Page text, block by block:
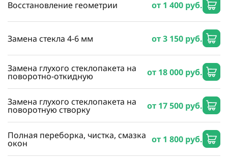
Восстановление геометрии от 1 400 руб.
Замена стекла 4-6 мм от 3 150 руб.
Замена глухого стеклопакета на
поворотно-откидную от 18 000 руб.
Замена глухого стеклопакета на
поворотную створку от 17 500 руб.
Полная переборка, чистка, смазка
окон от 1 800 руб.